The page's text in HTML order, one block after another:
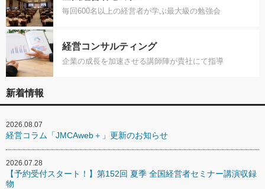
毎回600名以上の経営者が学ぶ最大級の勉強会
経営コンサルティング
企業の成長を加速させる講師陣が貴社にて指導
新着情報
2026.08.07
経営コラム「JMCAweb＋」更新のお知らせ
2026.07.28
【予約受付スタート！】第152回 夏季 全国経営者セミナー講演収録
物